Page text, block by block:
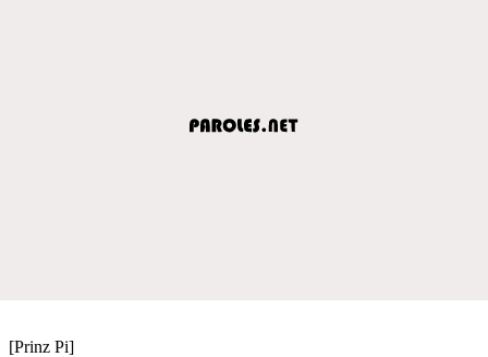
[Prinz Pi]